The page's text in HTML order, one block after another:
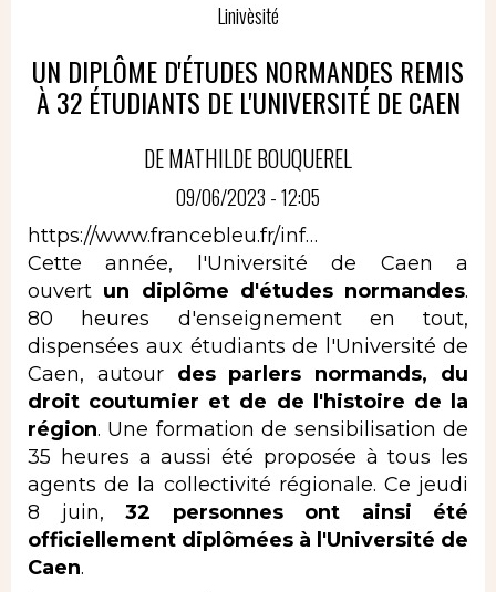
Linivèsité
UN DIPLÔME D'ÉTUDES NORMANDES REMIS
À 32 ÉTUDIANTS DE L'UNIVERSITÉ DE CAEN
DE MATHILDE BOUQUEREL
09/06/2023 - 12:05
https://www.francebleu.fr/inf…
Cette année, l'Université de Caen a
ouvert un diplôme d'études normandes.
80 heures d'enseignement en tout,
dispensées aux étudiants de l'Université de
Caen, autour des parlers normands, du
droit coutumier et de de l'histoire de la
région. Une formation de sensibilisation de
35 heures a aussi été proposée à tous les
agents de la collectivité régionale. Ce jeudi
8 juin, 32 personnes ont ainsi été
officiellement diplômées à l'Université de
Caen.